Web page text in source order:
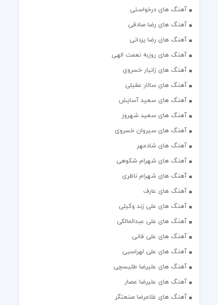
آهنگ های درخواستی
آهنگ های رضا صادقی
آهنگ های رضا یزدانی
آهنگ های روزبه نعمت الهی
آهنگ های زانیار خسروی
آهنگ های سالار عقیلی
آهنگ های سعید آسایش
آهنگ های سعید شهروز
آهنگ های سیروان خسروی
آهنگ های شادمهر
آهنگ های شهرام شکوهی
آهنگ های شهرام ناظری
آهنگ های عارف
آهنگ های علی زند وکیلی
آهنگ های علی عبدالمالکی
آهنگ های علی فانی
آهنگ های علی لهراسبی
آهنگ های علیرضا طلیسچی
آهنگ های علیرضا عصار
آهنگ های غلامرضا صنعتگر